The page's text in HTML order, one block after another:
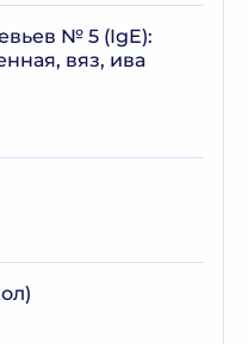
№ 5 (IgE):
вяз, ива